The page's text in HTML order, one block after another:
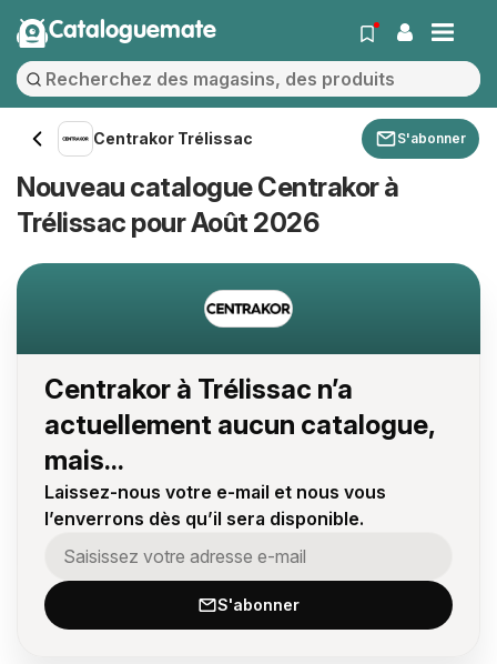
Cataloguemate
Centrakor Trélissac S'abonner
Nouveau catalogue Centrakor à
Trélissac pour Août 2026
Centrakor à Trélissac n’a
actuellement aucun catalogue,
mais...
Laissez-nous votre e-mail et nous vous
l’enverrons dès qu’il sera disponible.
S'abonner